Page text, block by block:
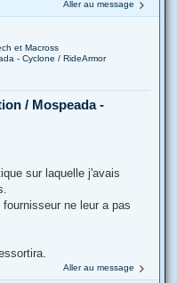
Aller au message
et Macross
- Cyclone / RideArmor
/ Mospeada -
sur laquelle j'avais
ne leur a pas
Aller au message